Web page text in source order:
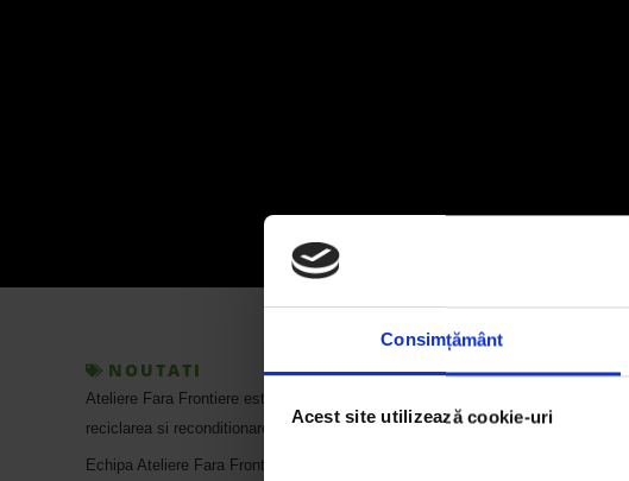
Consimțământ
Acest site utilizează cookie-uri
NOUTATI
Ateliere Fara Frontiere este o asociatie romana non
profit a carei misiune
reciclarea si reconditionarea calculatoarelor colectate de la companii si institutii
Echipa Ateliere Fara Frontiere va participa la Ziua Nationala de Curatenie